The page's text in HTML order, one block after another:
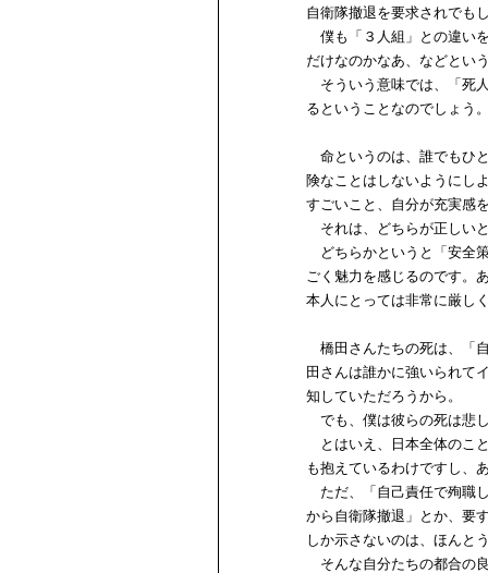
自衛隊撤退を要求されでも
僕も「３人組」との違い
だけなのかなあ、などとい
そういう意味では、「死
るということなのでしょう
命というのは、誰でもひ
険なことはしないようにし
すごいこと、自分が充実感
それは、どちらが正しい
どちらかというと「安全
ごく魅力を感じるのです。
本人にとっては非常に厳し
橋田さんたちの死は、「
田さんは誰かに強いられて
知していただろうから。
でも、僕は彼らの死は悲
とはいえ、日本全体のこ
も抱えているわけですし、
ただ、「自己責任で殉職
から自衛隊撤退」とか、要
しか示さないのは、ほんと
そんな自分たちの都合の